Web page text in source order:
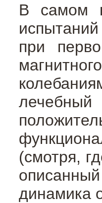
В самом
при
(смотря,
динамика